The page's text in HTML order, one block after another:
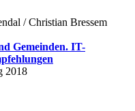
/ Christian Bressem
Gemeinden. IT-
2018